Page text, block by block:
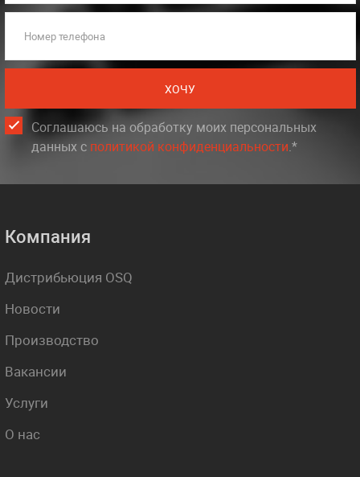
Номер телефона
ХОЧУ
Соглашаюсь на обработку моих персональных
данных c политикой конфиденциальности.*
Компания
Дистрибьюция OSQ
Новости
Производство
Вакансии
Услуги
О нас